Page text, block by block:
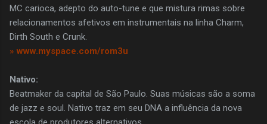
MC carioca, adepto do auto-tune e que mistura rimas sobre
relacionamentos afetivos em instrumentais na linha Charm,
Dirth South e Crunk.
» www.myspace.com/rom3u
Nativo:
Beatmaker da capital de São Paulo. Suas músicas são a soma
de jazz e soul. Nativo traz em seu DNA a influência da nova